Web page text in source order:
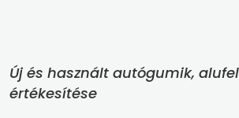
Új és használt autógumik,
értékesítése